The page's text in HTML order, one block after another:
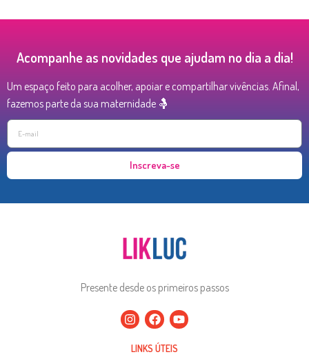
Acompanhe as novidades que ajudam no dia a dia!
Um espaço feito para acolher, apoiar e compartilhar vivências. Afinal,
fazemos parte da sua maternidade 🤱
Inscreva-se
Presente desde os primeiros passos
LINKS ÚTEIS